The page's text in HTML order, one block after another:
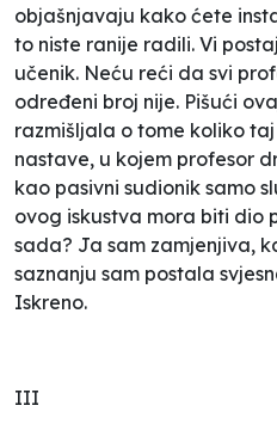
objašnjavaju kako ćete
to niste ranije radili. Vi
učenik. Neću reći da svi
određeni broj nije. Pišući
razmišljala o tome koliko
nastave, u kojem profesor
kao pasivni sudionik samo
ovog iskustva mora biti dio
sada? Ja sam zamjenjiva,
saznanju sam postala
Iskreno.
III